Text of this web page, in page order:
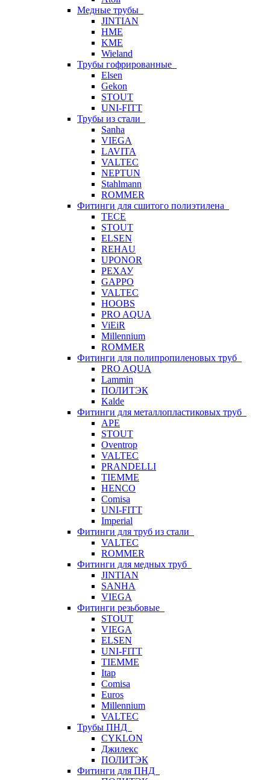
Медные трубы
JINTIAN
HME
KME
Wieland
Трубы гофрированные
Elsen
Gekon
STOUT
UNI-FITT
Трубы из стали
Sanha
VIEGA
LAVITA
VALTEC
NEPTUN
Stahlmann
ROMMER
Фитинги для сшитого полиэтилена
TECE
STOUT
ELSEN
REHAU
UPONOR
РЕХАУ
GAPPO
VALTEC
HOOBS
PRO AQUA
ViEiR
Millennium
ROMMER
Фитинги для полипропиленовых труб
PRO AQUA
Lammin
ПОЛИТЭК
Kalde
Фитинги для металлопластиковых труб
APE
STOUT
Oventrop
VALTEC
PRANDELLI
TIEMME
HENCO
Comisa
UNI-FITT
Imperial
Фитинги для труб из стали
VALTEC
ROMMER
Фитинги для медных труб
JINTIAN
SANHA
VIEGA
Фитинги резьбовые
STOUT
VIEGA
ELSEN
UNI-FITT
TIEMME
Itap
Comisa
Euros
Millennium
VALTEC
Трубы ПНД
CYKLON
Джилекс
ПОЛИТЭК
Фитинги для ПНД